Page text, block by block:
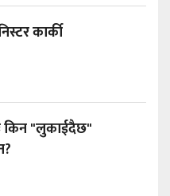
कार्की
किन "लुकाईदैछ"